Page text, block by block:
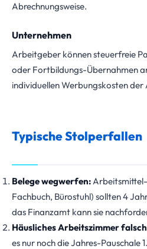
Abrechnungsweise.
Unternehmen
Arbeitgeber können steuerfreie
oder Fortbildungs-Übernahmen
individuellen Werbungskosten
Typische Stolperfallen
Belege wegwerfen:
Fachbuch, Bürostuhl) sollten 4
das Finanzamt kann sie
Häusliches Arbeitszimmer
es nur noch die Jahres-Pauschale